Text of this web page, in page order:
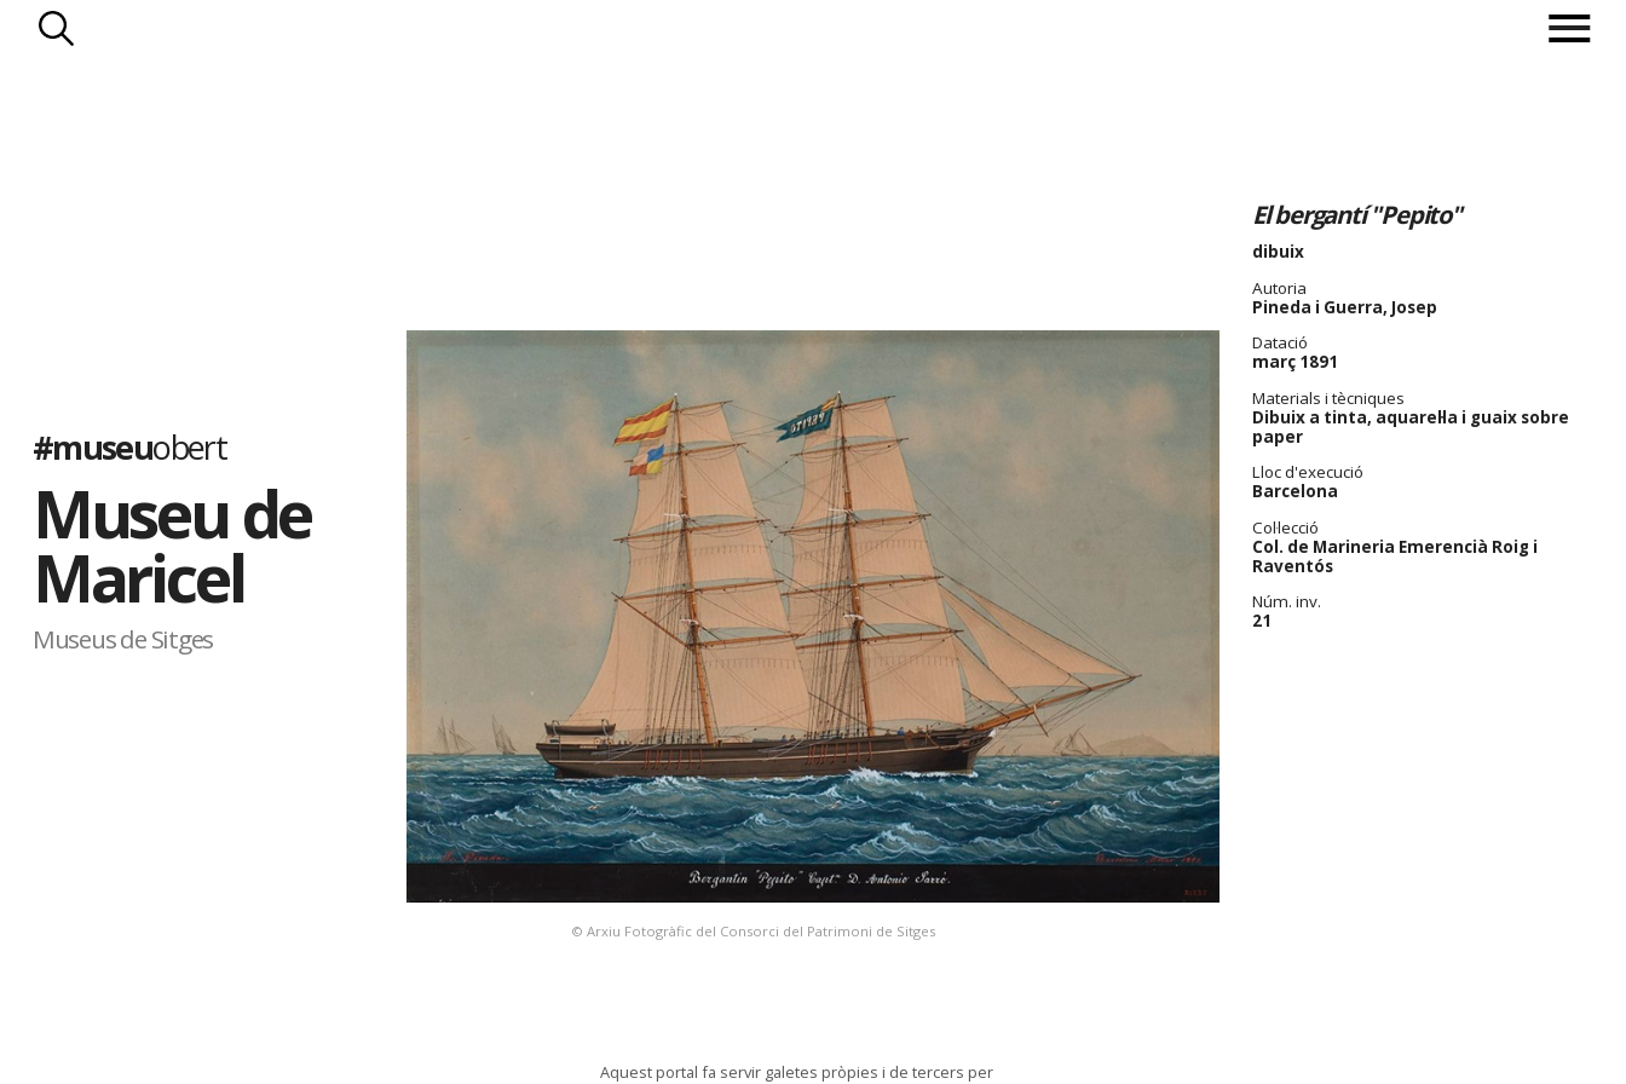
#museuobert
Museu de
Maricel
Museus de Sitges
© Arxiu Fotogràfic del Consorci del Patrimoni de Sitges
El bergantí "Pepito"
dibuix
Autoria
Pineda i Guerra, Josep
Datació
març 1891
Materials i tècniques
Dibuix a tinta, aquarel·la i guaix sobre
paper
Lloc d'execució
Barcelona
Col·lecció
Col. de Marineria Emerencià Roig i
Raventós
Núm. inv.
21
Aquest portal fa servir galetes pròpies i de tercers per